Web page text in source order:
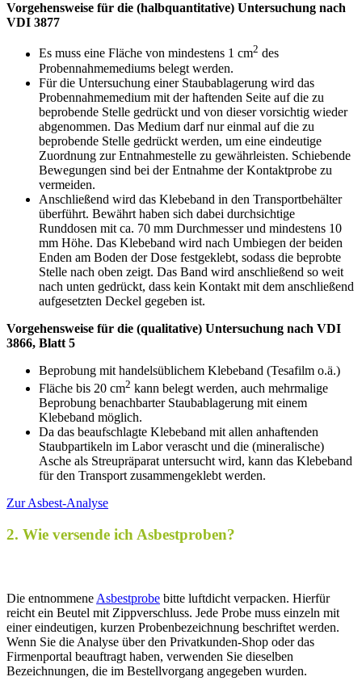
Vorgehensweise für die (halbquantitative) Untersuchung nach
VDI 3877
Es muss eine Fläche von mindestens 1 cm2 des
Probennahmemediums belegt werden.
Für die Untersuchung einer Staubablagerung wird das
Probennahmemedium mit der haftenden Seite auf die zu
beprobende Stelle gedrückt und von dieser vorsichtig wieder
abgenommen. Das Medium darf nur einmal auf die zu
beprobende Stelle gedrückt werden, um eine eindeutige
Zuordnung zur Entnahmestelle zu gewährleisten. Schiebende
Bewegungen sind bei der Entnahme der Kontaktprobe zu
vermeiden.
Anschließend wird das Klebeband in den Transportbehälter
überführt. Bewährt haben sich dabei durchsichtige
Runddosen mit ca. 70 mm Durchmesser und mindestens 10
mm Höhe. Das Klebeband wird nach Umbiegen der beiden
Enden am Boden der Dose festgeklebt, sodass die beprobte
Stelle nach oben zeigt. Das Band wird anschließend so weit
nach unten gedrückt, dass kein Kontakt mit dem anschließend
aufgesetzten Deckel gegeben ist.
Vorgehensweise für die (qualitative) Untersuchung nach VDI
3866, Blatt 5
Beprobung mit handelsüblichem Klebeband (Tesafilm o.ä.)
Fläche bis 20 cm2 kann belegt werden, auch mehrmalige
Beprobung benachbarter Staubablagerung mit einem
Klebeband möglich.
Da das beaufschlagte Klebeband mit allen anhaftenden
Staubpartikeln im Labor verascht und die (mineralische)
Asche als Streupräparat untersucht wird, kann das Klebeband
für den Transport zusammengeklebt werden.
Zur Asbest-Analyse
2. Wie versende ich Asbestproben?
Die entnommene Asbestprobe bitte luftdicht verpacken. Hierfür
reicht ein Beutel mit Zippverschluss. Jede Probe muss einzeln mit
einer eindeutigen, kurzen Probenbezeichnung beschriftet werden.
Wenn Sie die Analyse über den Privatkunden-Shop oder das
Firmenportal beauftragt haben, verwenden Sie dieselben
Bezeichnungen, die im Bestellvorgang angegeben wurden.